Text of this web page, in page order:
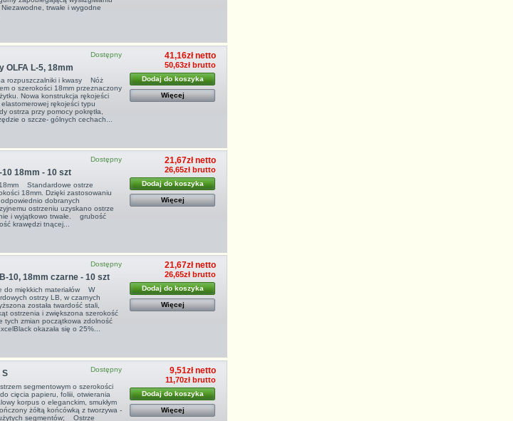
trwałe i wygodne
Dostępny
OLFA L-5, 18mm
rozpuszczalniki i kwasy Nóż
o szerokości 18mm przeznaczony
Nowa konstrukcja rękojeści
rękojeści typu
ostrza przy pomocy pokrętła,
o szcze- gólnych cechach...
41,16zł netto
50,63zł brutto
Dodaj do koszyka
Więcej
Dostępny
18mm - 10 szt
Standardowe ostrze
18mm. Dzięki zastosowaniu
dobranych
ostrzeniu uzyskano ostrze
i wyjątkowo trwałe. grubość
krawędzi tnącej...
21,67zł netto
26,65zł brutto
Dodaj do koszyka
Więcej
Dostępny
10, 18mm czarne - 10 szt
do miękkich materiałów W
ostrzy LB, w czarnych
została twardość stali,
ostrzenia i zwiększona szerokość
tych zmian początkowa zdolność
okazała się o 25%...
21,67zł netto
26,65zł brutto
Dodaj do koszyka
Więcej
Dostępny
S
segmentowym o szerokości
cięcia papieru, foliii, otwierania
korpus o eleganckim, smukłym
żółtą końcówką z tworzywa -
segmentów; Ostrze
9,51zł netto
11,70zł brutto
Dodaj do koszyka
Więcej